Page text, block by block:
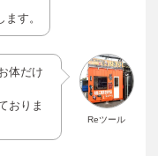
す。
Reツール
体だけ
おりま